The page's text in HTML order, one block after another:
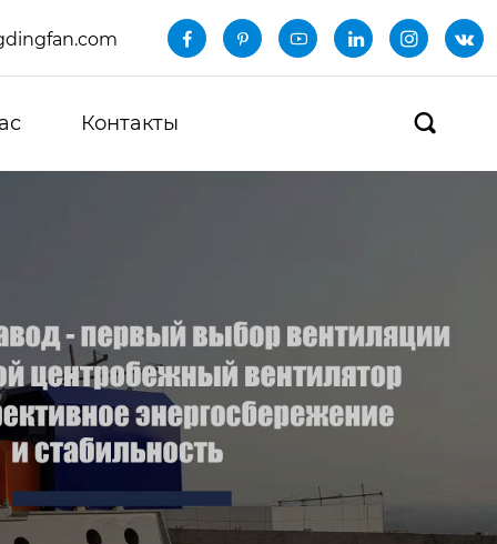
     
Контакты 